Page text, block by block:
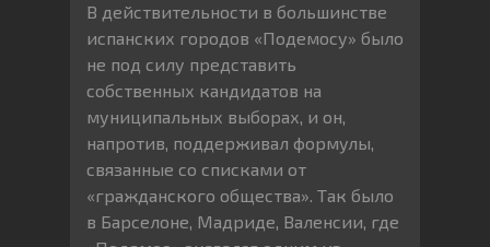
В действительности в большинстве
испанских городов «Подемосу» было
не под силу представить
собственных кандидатов на
муниципальных выборах, и он,
напротив, поддерживал формулы,
связанные со списками от
«гражданского общества». Так было
в Барселоне, Мадриде, Валенсии, где